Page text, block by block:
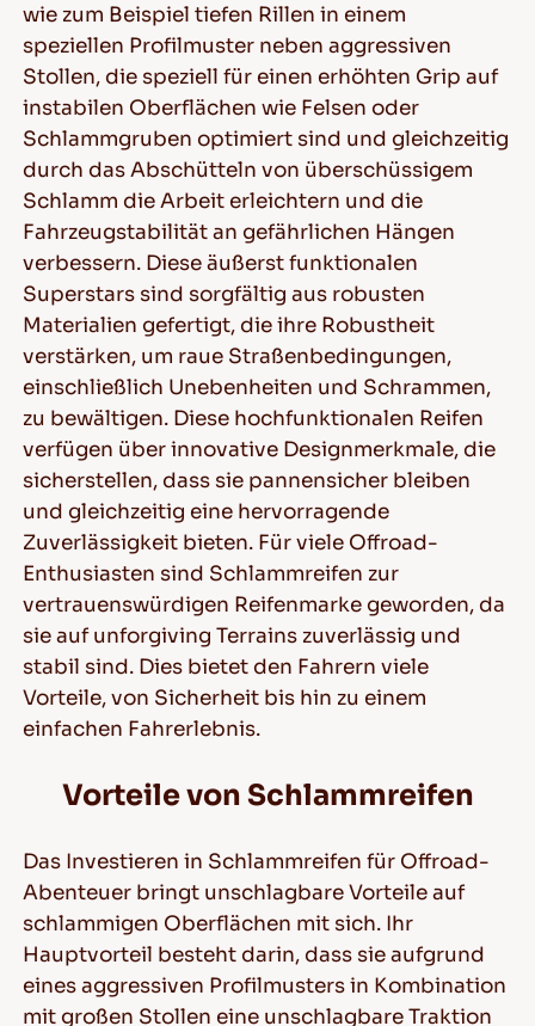
wie zum Beispiel tiefen Rillen in einem
speziellen Profilmuster neben aggressiven
Stollen, die speziell für einen erhöhten Grip auf
instabilen Oberflächen wie Felsen oder
Schlammgruben optimiert sind und gleichzeitig
durch das Abschütteln von überschüssigem
Schlamm die Arbeit erleichtern und die
Fahrzeugstabilität an gefährlichen Hängen
verbessern. Diese äußerst funktionalen
Superstars sind sorgfältig aus robusten
Materialien gefertigt, die ihre Robustheit
verstärken, um raue Straßenbedingungen,
einschließlich Unebenheiten und Schrammen,
zu bewältigen. Diese hochfunktionalen Reifen
verfügen über innovative Designmerkmale, die
sicherstellen, dass sie pannensicher bleiben
und gleichzeitig eine hervorragende
Zuverlässigkeit bieten. Für viele Offroad-
Enthusiasten sind Schlammreifen zur
vertrauenswürdigen Reifenmarke geworden, da
sie auf unforgiving Terrains zuverlässig und
stabil sind. Dies bietet den Fahrern viele
Vorteile, von Sicherheit bis hin zu einem
einfachen Fahrerlebnis.
Vorteile von Schlammreifen
Das Investieren in Schlammreifen für Offroad-
Abenteuer bringt unschlagbare Vorteile auf
schlammigen Oberflächen mit sich. Ihr
Hauptvorteil besteht darin, dass sie aufgrund
eines aggressiven Profilmusters in Kombination
mit großen Stollen eine unschlagbare Traktion